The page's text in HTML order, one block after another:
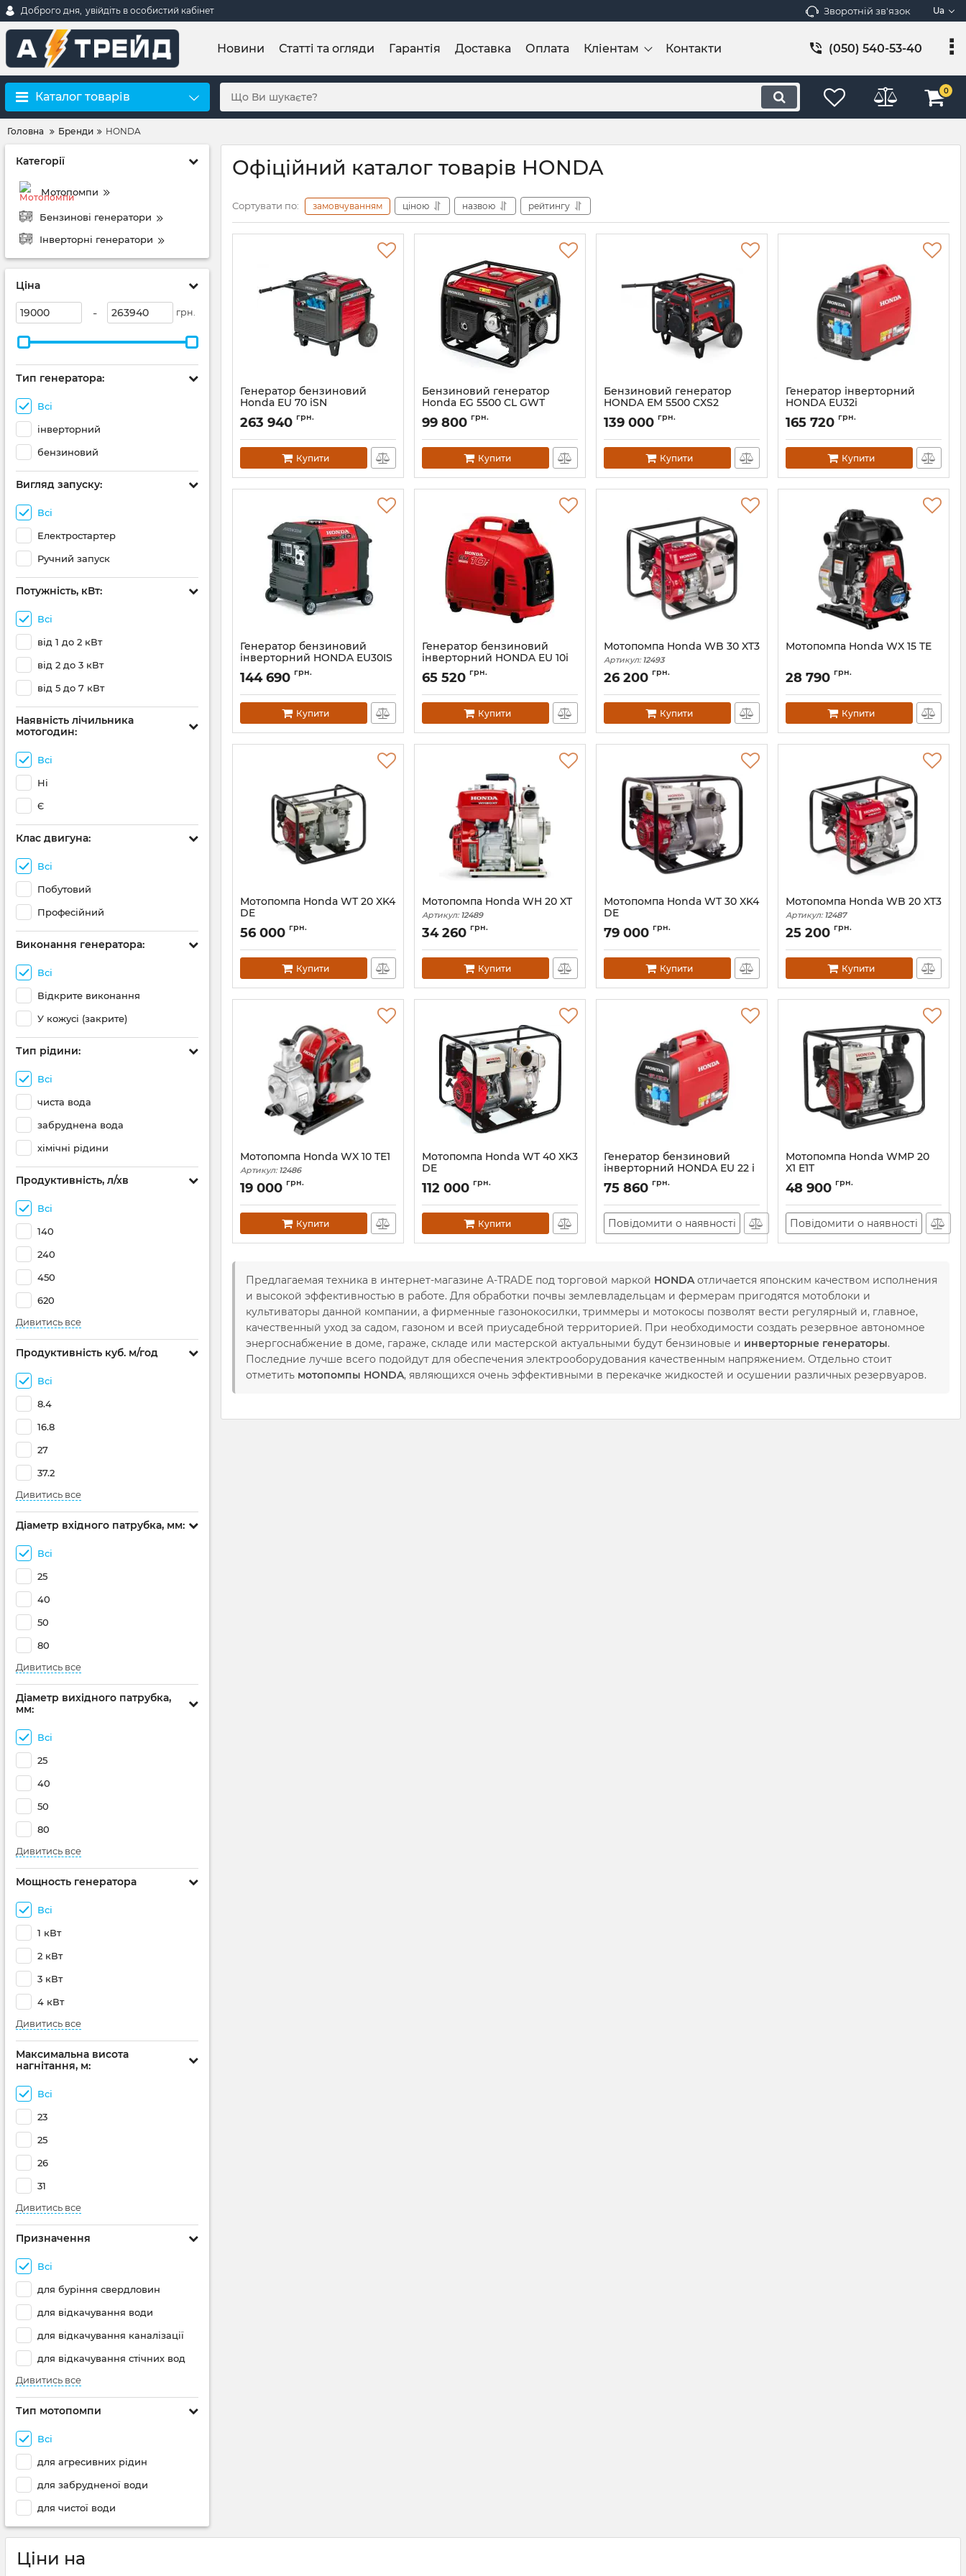
Доброго дня, увійдіть в особистий кабінет Зворотній зв'язок Ua
Новини Статті та огляди Гарантія Доставка Оплата Кліентам Контакти (050) 540-53-40
Каталог товарів 0
Головна Бренди HONDA
Категорії
Мотопомпи
Бензинові генератори
Інверторні генератори
Ціна
- грн.
Тип генератора:
Всі
інверторний
бензиновий
Вигляд запуску:
Всі
Електростартер
Ручний запуск
Потужність, кВт:
Всі
від 1 до 2 кВт
від 2 до 3 кВт
від 5 до 7 кВт
Наявність лічильника
мотогодин:
Всі
Ні
Є
Клас двигуна:
Всі
Побутовий
Професійний
Виконання генератора:
Всі
Відкрите виконання
У кожусі (закрите)
Тип рідини:
Всі
чиста вода
забруднена вода
хімічні рідини
Продуктивність, л/хв
Всі
140
240
450
620
Дивитись все
Продуктивність куб. м/год
Всі
8.4
16.8
27
37.2
Дивитись все
Діаметр вхідного патрубка, мм:
Всі
25
40
50
80
Дивитись все
Діаметр вихідного патрубка,
мм:
Всі
25
40
50
80
Дивитись все
Мощность генератора
Всі
1 кВт
2 кВт
3 кВт
4 кВт
Дивитись все
Максимальна висота
нагнітання, м:
Всі
23
25
26
31
Дивитись все
Призначення
Всі
для буріння свердловин
для відкачування води
для відкачування каналізації
для відкачування стічних вод
Дивитись все
Тип мотопомпи
Всі
для агресивних рідин
для забрудненої води
для чистої води
Офіційний каталог товарів HONDA
Сортувати по: замовчуванням ціною назвою рейтингу
Генератор бензиновий
Honda EU 70 iSN
Артикул: АН006458
263 940 грн.
Купити
Бензиновий генератор
Honda EG 5500 CL GWT
Артикул: 10664
99 800 грн.
Купити
Бензиновий генератор
HONDA EM 5500 CXS2
Артикул: АН002245
139 000 грн.
Купити
Генератор інверторний
HONDA EU32i
Артикул: 12502
165 720 грн.
Купити
Генератор бензиновий
інверторний HONDA EU30IS
Артикул: АН002241
144 690 грн.
Купити
Генератор бензиновий
інверторний HONDA EU 10i
Артикул: АН002239
65 520 грн.
Купити
Мотопомпа Honda WB 30 XT3
Артикул: 12493
26 200 грн.
Купити
Мотопомпа Honda WX 15 TE
28 790 грн.
Купити
Мотопомпа Honda WT 20 XK4
DE
Артикул: 12491
56 000 грн.
Купити
Мотопомпа Honda WH 20 XT
Артикул: 12489
34 260 грн.
Купити
Мотопомпа Honda WT 30 XK4
DE
Артикул: 12488
79 000 грн.
Купити
Мотопомпа Honda WB 20 XT3
Артикул: 12487
25 200 грн.
Купити
Мотопомпа Honda WX 10 TE1
Артикул: 12486
19 000 грн.
Купити
Мотопомпа Honda WT 40 XK3
DE
Артикул: 12485
112 000 грн.
Купити
Генератор бензиновий
інверторний HONDA EU 22 i
Артикул: АН002240
75 860 грн.
Повідомити о наявності
Мотопомпа Honda WMP 20
X1 E1T
Артикул: 12490
48 900 грн.
Повідомити о наявності
Предлагаемая техника в интернет-магазине A-TRADE под торговой маркой HONDAотличается японским качеством исполнения
и высокой эффективностью в работе. Для обработки почвы землевладельцам и фермерам пригодятся мотоблоки и
культиваторы данной компании, а фирменные газонокосилки, триммеры и мотокосы позволят вести регулярный и, главное,
качественный уход за садом, газоном и всей приусадебной территорией. При необходимости создать резервное автономное
энергоснабжение в доме, гараже, складе или мастерской актуальными будут бензиновые и инверторные генераторы.
Последние лучше всего подойдут для обеспечения электрооборудования качественным напряжением. Отдельно стоит
отметить мотопомпы HONDA, являющихся очень эффективными в перекачке жидкостей и осушении различных резервуаров.
Ціни на